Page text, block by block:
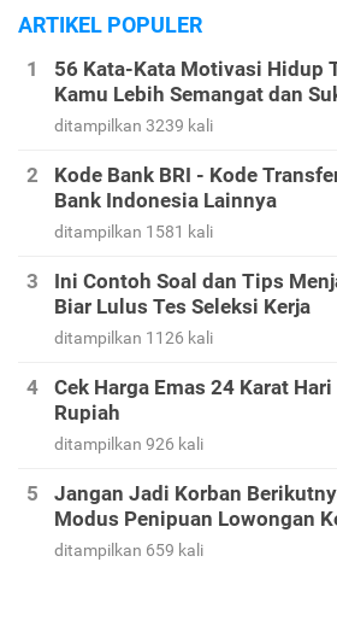
ARTIKEL POPULER
56 Kata-Kata Motivasi Hidup
Kamu Lebih Semangat dan
ditampilkan 3239 kali
Kode Bank BRI - Kode
Bank Indonesia Lainnya
ditampilkan 1581 kali
Ini Contoh Soal dan Tips
Biar Lulus Tes Seleksi Kerja
ditampilkan 1126 kali
Cek Harga Emas 24 Karat
Rupiah
ditampilkan 926 kali
Jangan Jadi Korban
Modus Penipuan Lowongan
ditampilkan 659 kali